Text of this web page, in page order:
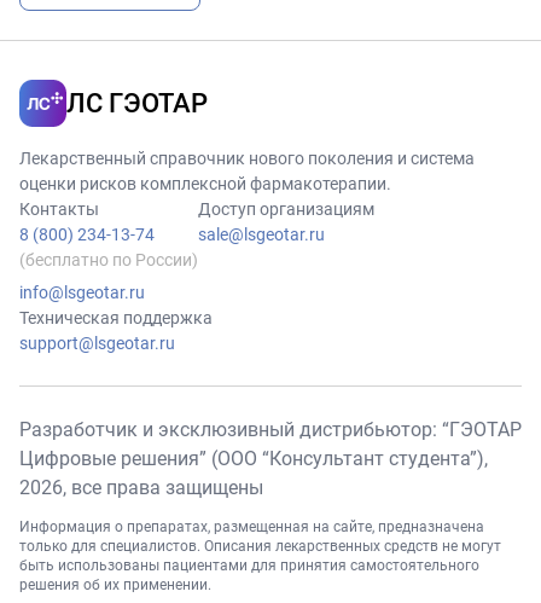
ЛС ГЭОТАР
Лекарственный справочник нового поколения и система
оценки рисков комплексной фармакотерапии.
Контакты
8 (800) 234-13-74
(бесплатно по России)
info@lsgeotar.ru
Доступ организациям
sale@lsgeotar.ru
Техническая поддержка
support@lsgeotar.ru
Разработчик и эксклюзивный дистрибьютор: “ГЭОТАР
Цифровые решения” (ООО “Консультант студента”),
2026, все права защищены
Информация о препаратах, размещенная на сайте, предназначена
только для специалистов. Описания лекарственных средств не могут
быть использованы пациентами для принятия самостоятельного
решения об их применении.